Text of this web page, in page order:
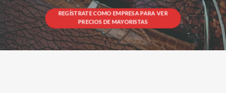
REGÍSTRATE COMO EMPRESA PARA VER
PRECIOS DE MAYORISTAS